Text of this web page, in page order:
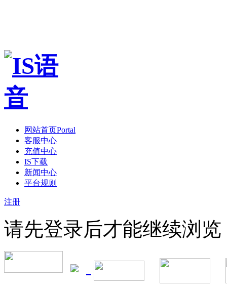
网站首页Portal
客服中心
充值中心
IS下载
新闻中心
平台规则
注册
请先登录后才能继续浏览